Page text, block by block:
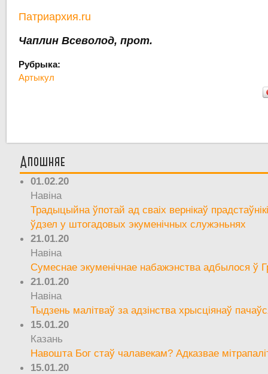
Патриархия.ru
Чаплин Всеволод, прот.
Рубрыка:
Артыкул
Апошняе
01.02.20
Навіна
Традыцыйна ўпотай ад сваіх вернікаў
ўдзел у штогадовых экуменічных служэньнях
21.01.20
Навіна
Сумеснае экуменічнае набажэнства адбылося ў
21.01.20
Навіна
Тыдзень малітваў за адзінства хрысціянаў
15.01.20
Казань
Навошта Бог стаў чалавекам? Адказвае
15.01.20